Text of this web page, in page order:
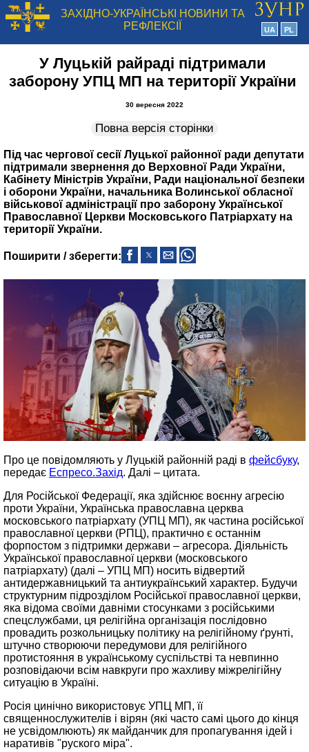
ЗАХІДНО-УКРАЇНСЬКІ НОВИНИ ТА
РЕФЛЕКСІЇ
UA PL
У Луцькій райраді підтримали
заборону УПЦ МП на території України
30 вересня 2022
Повна версія сторінки
Під час чергової сесії Луцької районної ради депутати
підтримали звернення до Верховної Ради України,
Кабінету Міністрів України, Ради національної безпеки
і оборони України, начальника Волинської обласної
військової адміністрації про заборону Української
Православної Церкви Московського Патріархату на
території України.
Поширити / зберегти:
Про це повідомляють у Луцькій районній раді в фейсбуку,
передає Еспресо.Захід. Далі – цитата.
Для Російської Федерації, яка здійснює воєнну агресію
проти України, Українська православна церква
московського патріархату (УПЦ МП), як частина російської
православної церкви (РПЦ), практично є останнім
форпостом з підтримки держави – агресора. Діяльність
Української православної церкви (московського
патріархату) (далі – УПЦ МП) носить відвертий
антидержавницький та антиукраїнський характер. Будучи
структурним підрозділом Російської православної церкви,
яка відома своїми давніми стосунками з російськими
спецслужбами, ця релігійна організація послідовно
провадить розкольницьку політику на релігійному ґрунті,
штучно створюючи передумови для релігійного
протистояння в українському суспільстві та невпинно
розповідаючи всім навкруги про жахливу міжрелігійну
ситуацію в Україні.
Росія цинічно використовує УПЦ МП, її
священнослужителів і вірян (які часто самі цього до кінця
не усвідомлюють) як майданчик для пропагування ідей і
наративів "руского міра".